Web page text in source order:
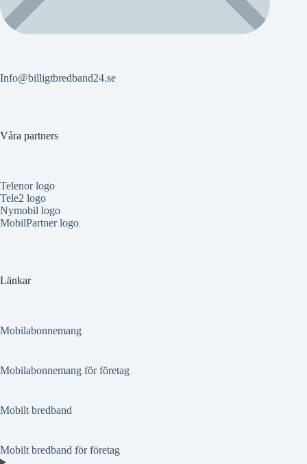
Info@billigtbredband24.se
Våra partners
Telenor logo
Tele2 logo
Nymobil logo
MobilPartner logo
Länkar
Mobilabonnemang
Mobilabonnemang för företag
Mobilt bredband
Mobilt bredband för företag